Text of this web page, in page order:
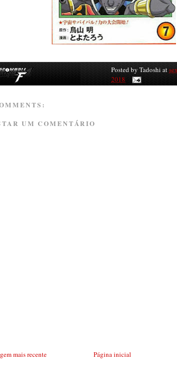
Posted by Tadoshi at
2018
UM COMENTÁRIO
mais recente Página inicial